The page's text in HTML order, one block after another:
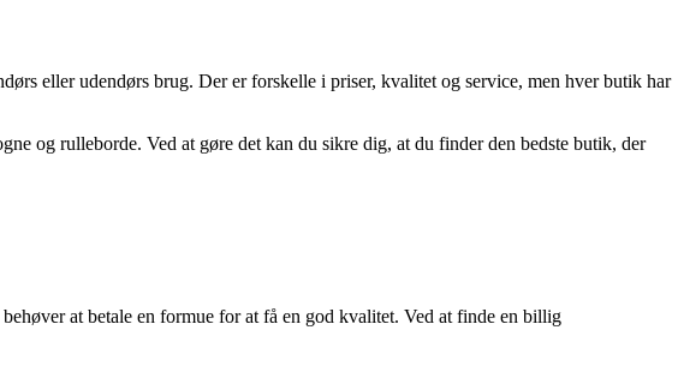
eller udendørs brug. Der er forskelle i priser, kvalitet og service, men hver butik har
og rulleborde. Ved at gøre det kan du sikre dig, at du finder den bedste butik, der
at betale en formue for at få en god kvalitet. Ved at finde en billig